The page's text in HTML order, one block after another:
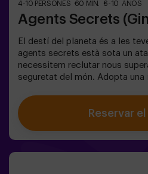
4-10 PERSONES 60 MIN. 6-10 AÑOS
Agents Secrets
El destí del planeta és a les
agents secrets està sota un
necessitem reclutar nous
seguretat del món. Adopta
excepcional, preparat per
amenaça. 💪 Cada segon
acceptar la missió?🎯 El joc
Reservar